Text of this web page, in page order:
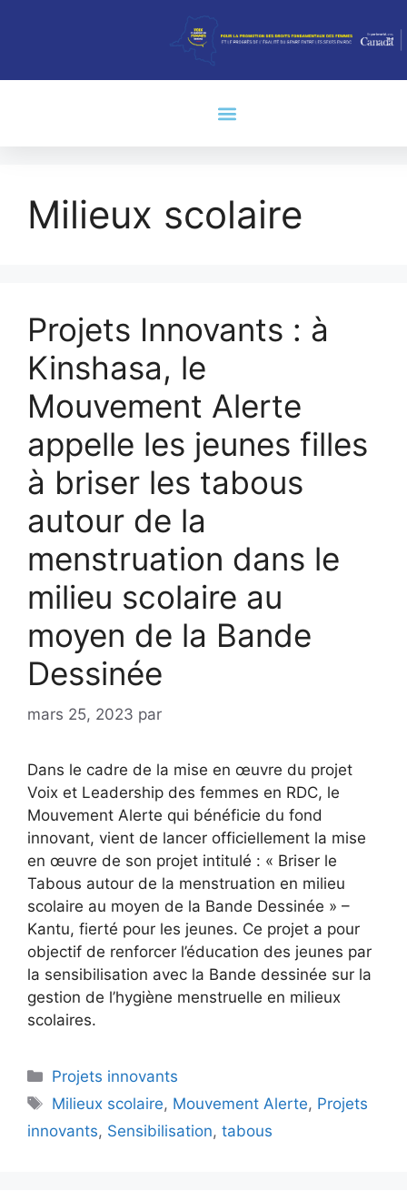
Milieux scolaire
Projets Innovants : à
Kinshasa, le
Mouvement Alerte
appelle les jeunes filles
à briser les tabous
autour de la
menstruation dans le
milieu scolaire au
moyen de la Bande
Dessinée
mars 25, 2023 par
Dans le cadre de la mise en œuvre du projet
Voix et Leadership des femmes en RDC, le
Mouvement Alerte qui bénéficie du fond
innovant, vient de lancer officiellement la mise
en œuvre de son projet intitulé : « Briser le
Tabous autour de la menstruation en milieu
scolaire au moyen de la Bande Dessinée » –
Kantu, fierté pour les jeunes. Ce projet a pour
objectif de renforcer l’éducation des jeunes par
la sensibilisation avec la Bande dessinée sur la
gestion de l’hygiène menstruelle en milieux
scolaires.
Projets innovants
Milieux scolaire, Mouvement Alerte, Projets
innovants, Sensibilisation, tabous